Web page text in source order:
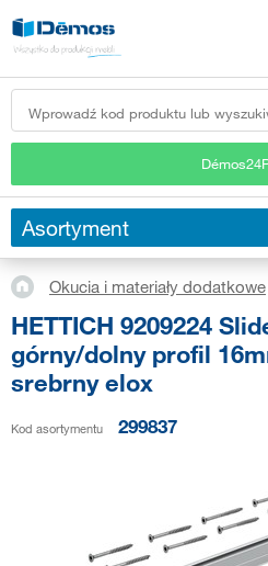
Asortyment
Okucia i materiały dodatkowe
HETTICH 9209224
górny/dolny profil
srebrny elox
Kod asortymentu 299837